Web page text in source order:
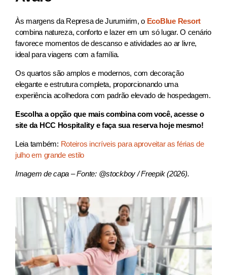
Às margens da Represa de Jurumirim, o EcoBlue Resort
combina natureza, conforto e lazer em um só lugar. O cenário
favorece momentos de descanso e atividades ao ar livre,
ideal para viagens com a família.
Os quartos são amplos e modernos, com decoração
elegante e estrutura completa, proporcionando uma
experiência acolhedora com padrão elevado de hospedagem.
Escolha a opção que mais combina com você, acesse o
site da HCC Hospitality e faça sua reserva hoje mesmo!
Leia também: Roteiros incríveis para aproveitar as férias de
julho em grande estilo
Imagem de capa – Fonte: @stockboy / Freepik (2026).